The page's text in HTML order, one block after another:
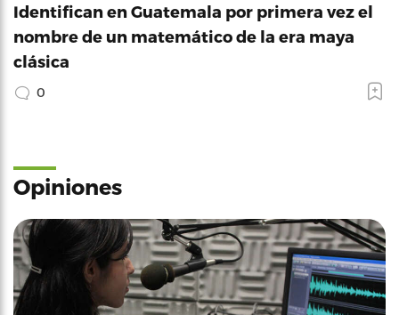
Identifican en Guatemala por primera vez el
nombre de un matemático de la era maya
clásica
0
Opiniones